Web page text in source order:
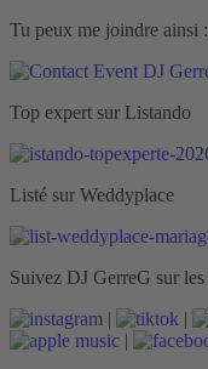
Tu peux me joindre ainsi :
Top expert sur Listando
Listé sur Weddyplace
Suivez DJ GerreG sur
|
|
|